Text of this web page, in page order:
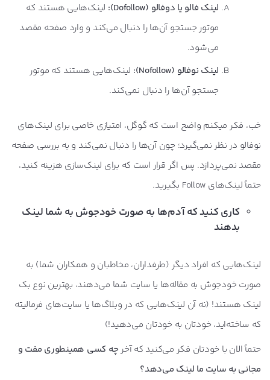
لینک فالو یا دوفالو (Dofollow):
لینک‌هایی هستند که
موتور جستجو آن‌ها را دنبال می‌کند و وارد صفحه مقصد
می‌شود.
لینک نوفالو (Nofollow):
لینک‌هایی هستند که موتور
جستجو آن‌ها را دنبال نمی‌کند.
خب، فکر میکنم واضح است که گوگل، امتیازی خاصی برای لینک‌های
نوفالو در نظر نمی‌گیرد؛ چون آن‌ها را دنبال نمی‌کند و به بررسی صفحه
مقصد نمی‌پردازد. پس اگر قرار است که برای لینک‌سازی هزینه کنید،
حتماً لینک‌های Follow بگیرید.
کاری کنید که آدم‌ها به صورت خودجوش به شما لینک
بدهند
لینک‌هایی که افراد دیگر (طرفداران، مخاطبان و همکاران شما) به
صورت خودجوش به مقاله‌ها یا سایت شما می‌دهند، بهترین نوع بک
لینک هستند! (نه آن لینک‌هایی که در وبلاگ‌ها یا سایت‌های فرمالیته
که ساخته‌اید، خودتان به خودتان می‌دهید!)
حتماً الان با خودتان فکر می‌کنید که آخر چه کسی همینطوری مفت و
مجانی به سایت ما لینک می‌دهد؟